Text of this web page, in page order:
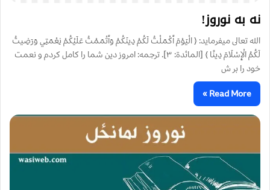
نه به نوروز!
الله تعالى ميفرمايد: ﴿ الْيَوْمَ أَكْمَلْتُ لَكُمْ دِينَكُمْ وَأَتْمَمْتُ عَلَيْكُمْ نِعْمَتِي وَرَضِيتُ
لَكُمُ الْإِسْلَامَ دِينًا ﴾ [المائدة: ۳]. ترجمه: امروز دين شما را كامل كردم و نعمت
خود را بر ش
Read More »